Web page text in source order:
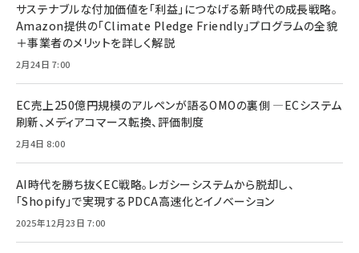
サステナブルな付加価値を「利益」につなげる新時代の成長戦略。
Amazon提供の「Climate Pledge Friendly」プログラムの全貌
＋事業者のメリットを詳しく解説
2月24日 7:00
EC売上250億円規模のアルペンが語るOMOの裏側 ―ECシステム
刷新、メディアコマース転換、評価制度
2月4日 8:00
AI時代を勝ち抜くEC戦略。レガシーシステムから脱却し、
「Shopify」で実現するPDCA高速化とイノベーション
2025年12月23日 7:00